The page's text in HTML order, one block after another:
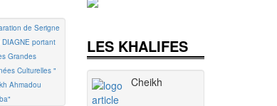
de Serigne
portant
Grandes
Culturelles "
Ahmadou
LES KHALIFES
Cheikh